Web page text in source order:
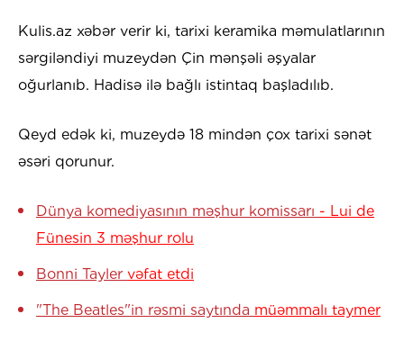
Kulis.az xəbər verir ki, tarixi keramika məmulatlarının
sərgiləndiyi muzeydən Çin mənşəli əşyalar
oğurlanıb. Hadisə ilə bağlı istintaq başladılıb.
Qeyd edək ki, muzeydə 18 mindən çox tarixi sənət
əsəri qorunur.
Dünya komediyasının məşhur komissarı - Lui de
Fünesin 3 məşhur rolu
Bonni Tayler vəfat etdi
"The Beatles"in rəsmi saytında müəmmalı taymer